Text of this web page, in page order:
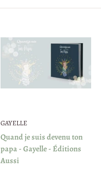
GAYELLE
Quand je suis devenu ton
papa - Gayelle - Éditions
Aussi